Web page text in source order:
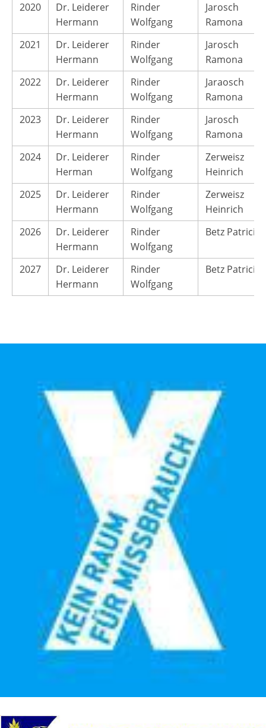
2020
Dr. Leiderer
Hermann
Rinder
Wolfgang
Jarosch
Ramona
2021
Dr. Leiderer
Hermann
Rinder
Wolfgang
Jarosch
Ramona
2022
Dr. Leiderer
Hermann
Rinder
Wolfgang
Jaraosch
Ramona
2023
Dr. Leiderer
Hermann
Rinder
Wolfgang
Jarosch
Ramona
2024
Dr. Leiderer
Herman
Rinder
Wolfgang
Zerweisz
Heinrich
2025
Dr. Leiderer
Hermann
Rinder
Wolfgang
Zerweisz
Heinrich
2026
Dr. Leiderer
Hermann
Rinder
Wolfgang
Betz Patricia
2027
Dr. Leiderer
Hermann
Rinder
Wolfgang
Betz Patricia